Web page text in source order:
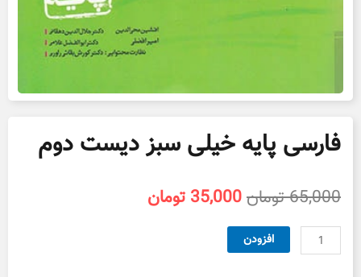
فارسی پایه خیلی سبز دیست دوم
65,000تومانقیمت
بود.
35,000 تومان
فارسی
پایه
افزودن